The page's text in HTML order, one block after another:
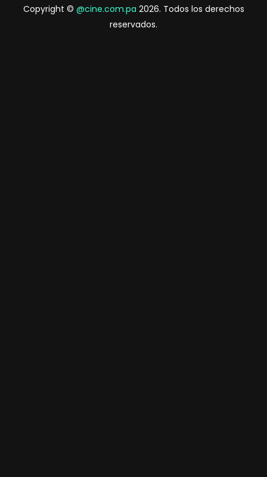
Copyright © @cine.com.pa 2026. Todos los derechos
reservados.